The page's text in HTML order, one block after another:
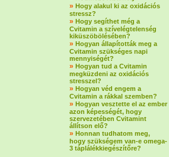
» Hogy alakul ki az oxidációs
stressz?
» Hogy segíthet még a
Cvitamin a szívelégtelenség
kiküszöbölésében?
» Hogyan állapították meg a
Cvitamin szükséges napi
mennyiségét?
» Hogyan tud a Cvitamin
megküzdeni az oxidációs
stresszel?
» Hogyan véd engem a
Cvitamin a rákkal szemben?
» Hogyan vesztette el az ember
azon képességét, hogy
szervezetében Cvitamint
állítson elő?
» Honnan tudhatom meg,
hogy szükségem van-e omega-
3 táplálékkiegészítőre?